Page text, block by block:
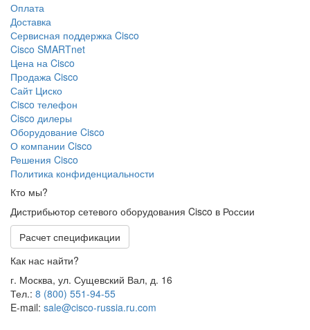
Оплата
Доставка
Сервисная поддержка Cisco
Cisco SMARTnet
Цена на Cisco
Продажа Cisco
Сайт Циско
Сisco телефон
Cisco дилеры
Оборудование Cisco
О компании Cisco
Решения Cisco
Политика конфиденциальности
Кто мы?
Дистрибьютор сетевого оборудования Cisco в России
Расчет спецификации
Как нас найти?
г. Москва, ул. Сущевский Вал, д. 16
Тел.: 8 (800) 551-94-55
E-mail: sale@cisco-russia.ru.com